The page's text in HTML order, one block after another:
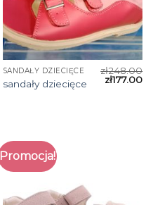
SANDAŁY DZIECIĘCE
sandały dziecięce
zł248.00
zł177.00
Promocja!